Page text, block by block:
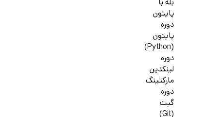
بله با
پایتون
دوره
پایتون
(Python)
دوره
لینکدین
مارکتینگ
دوره
گیت